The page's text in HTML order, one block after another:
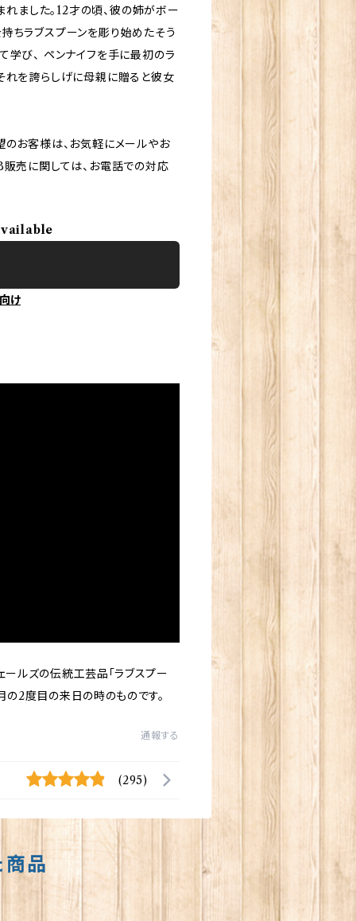
ました。12才の頃、彼の姉がボー
ちラブスプーンを彫り始めたそう
学び、 ペンナイフを手に最初のラ
れを誇らしげに母親に贈ると彼女
お客様は、お気軽にメールやお
売に関しては、お電話での対応
け
ルズの伝統工芸品「ラブスプー
2度目の来日の時のものです。
通報する
(295)
商品